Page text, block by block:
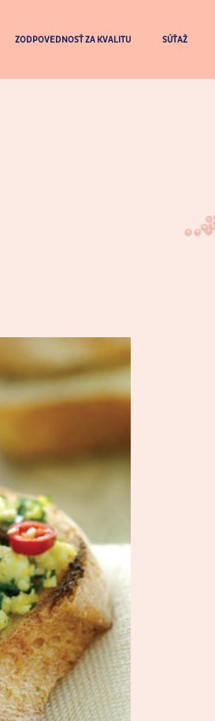
ZODPOVEDNOSŤ ZA KVALITU SÚŤAŽ